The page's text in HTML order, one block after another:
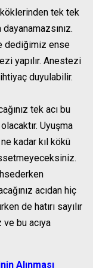
tek tek
dediğimiz ense
yapılır. Anestezi
duyulabilir.
tek acı bu
Uyuşma
kadar kıl kökü
acıdan hiç
de hatırı sayılır
bu acıya
Alınması